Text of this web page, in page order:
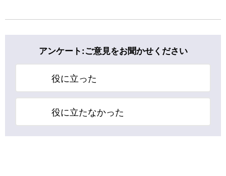
アンケート:ご意見をお聞かせください
役に立った
役に立たなかった